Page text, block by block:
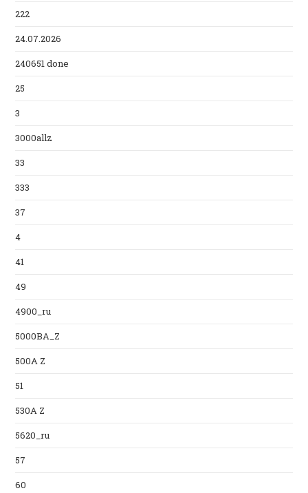
222
24.07.2026
240651 done
25
3
3000allz
33
333
37
4
41
49
4900_ru
5000BA_Z
500A Z
51
530A Z
5620_ru
57
60